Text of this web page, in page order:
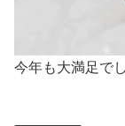
今年も大満足で